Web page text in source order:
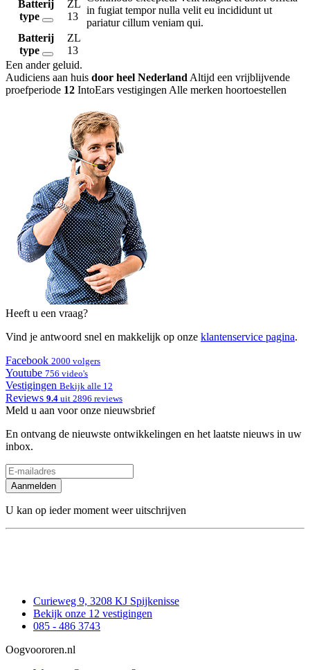
Batterij
type
ZL
13
in fugiat tempor nulla velit eu incididunt ut
pariatur cillum veniam qui.
Batterij
type
ZL
13
Een ander geluid.
Audiciens aan huis door heel Nederland Altijd een vrijblijvende
proefperiode 12 IntoEars vestigingen Alle merken hoortoestellen
Heeft u een vraag?
Vind je antwoord snel en makkelijk op onze klantenservice pagina.
Facebook 2000 volgers
Youtube 756 video's
Vestigingen Bekijk alle 12
Reviews 9.4 uit 2896 reviews
Meld u aan voor onze nieuwsbrief
En ontvang de nieuwste ontwikkelingen en het laatste nieuws in uw
inbox.
Aanmelden
U kan op ieder moment weer uitschrijven
Curieweg 9, 3208 KJ Spijkenisse
Bekijk onze 12 vestigingen
085 - 486 3743
Oogvoororen.nl